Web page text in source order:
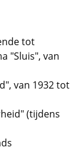
tot
"Sluis", van
van 1932 tot
(tijdens